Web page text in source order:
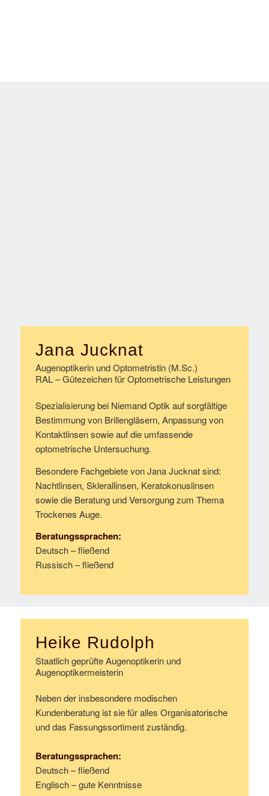
Jana Jucknat
Augenoptikerin und Optometristin (M.Sc.)
RAL – Gütezeichen für Optometrische Leistungen
Spezialisierung bei Niemand Optik auf sorgfältige
Bestimmung von Brillengläsern, Anpassung von
Kontaktlinsen sowie auf die umfassende
optometrische Untersuchung.
Besondere Fachgebiete von Jana Jucknat sind:
Nachtlinsen, Sklerallinsen, Keratokonuslinsen
sowie die Beratung und Versorgung zum Thema
Trockenes Auge.
Beratungssprachen:
Deutsch – fließend
Russisch – fließend
Heike Rudolph
Staatlich geprüfte Augenoptikerin und
Augenoptikermeisterin
Neben der insbesondere modischen
Kundenberatung ist sie für alles Organisatorische
und das Fassungssortiment zuständig.
Beratungssprachen:
Deutsch – fließend
Englisch – gute Kenntnisse